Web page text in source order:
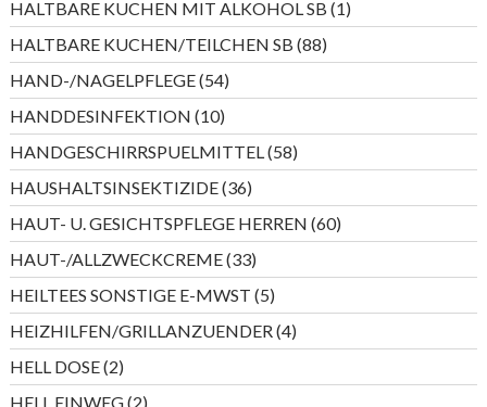
HALTBARE KUCHEN MIT ALKOHOL SB 11
Produkt
HALTBARE KUCHEN/TEILCHEN SB 8888
Produkte
HAND-/NAGELPFLEGE 5454
Produkte
HANDDESINFEKTION 1010
Produkte
HANDGESCHIRRSPUELMITTEL 5858
Produkte
HAUSHALTSINSEKTIZIDE 3636
Produkte
HAUT- U. GESICHTSPFLEGE HERREN 6060
Produkte
HAUT-/ALLZWECKCREME 3333
Produkte
HEILTEES SONSTIGE E-MWST 55
Produkte
HEIZHILFEN/GRILLANZUENDER 44
Produkte
HELL DOSE 22
Produkte
HELL EINWEG 22